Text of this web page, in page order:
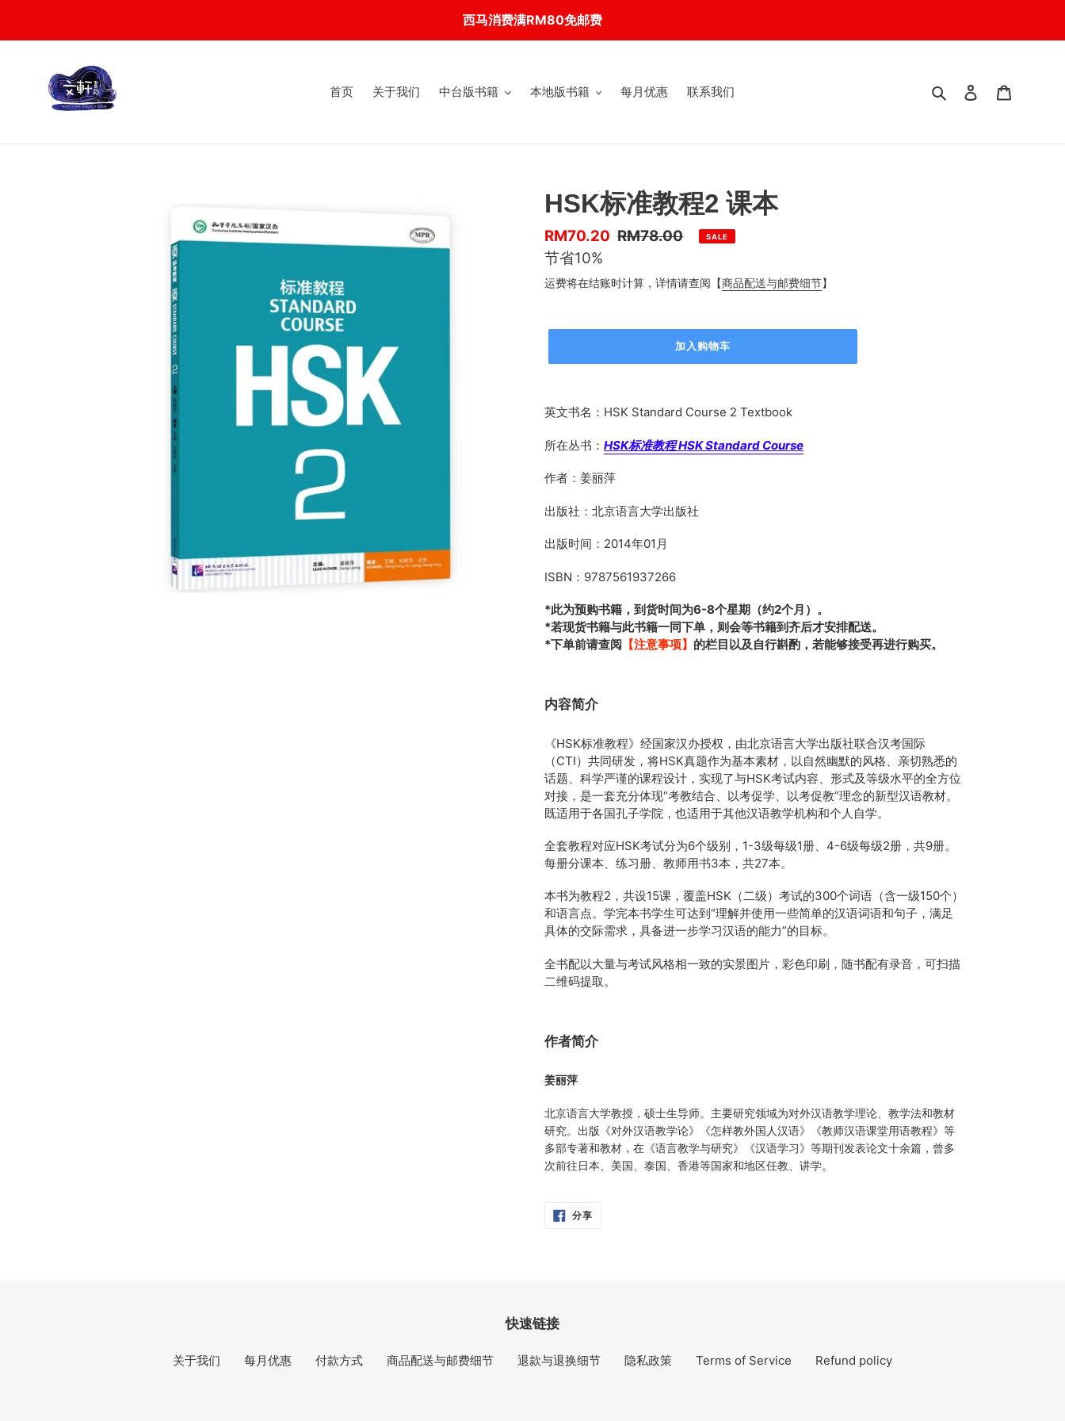
content
西马消费满RM80免邮费
首页 关于我们 中台版书籍 本地版书籍 每月优惠 联系我们 搜索 登入
HSK标准教程2 课本
优
惠
价
RM70.20 售
RM78.00 SALE
节省10%
运费将在结账时计算，详情请查阅【商品配送与邮费细节】
加入购物车
在
添
加
品
您
购
车
英文书名：HSK Standard Course 2 Textbook
所在丛书： HSK标准教程 HSK Standard Course
作者：姜丽萍
出版社：北京语言大学出版社
出版时间：2014年01月
ISBN：9787561937266
*此为预购书籍，到货时间为6-8个星期（约2个月）。
*若现货书籍与此书籍一同下单，则会等书籍到齐后才安排配送。
*下单前请查阅 【注意事项】 的栏目以及自行斟酌，若能够接受再进行购买。
内容简介
《HSK标准教程》经国家汉办授权，由北京语言大学出版社联合汉考国际
（CTI）共同研发，将HSK真题作为基本素材，以自然幽默的风格、亲切熟悉的
话题、科学严谨的课程设计，实现了与HSK考试内容、形式及等级水平的全方位
对接，是一套充分体现“考教结合、以考促学、以考促教”理念的新型汉语教材。
既适用于各国孔子学院，也适用于其他汉语教学机构和个人自学。
全套教程对应HSK考试分为6个级别，1-3级每级1册、4-6级每级2册，共9册。
每册分课本、练习册、教师用书3本，共27本。
本书为教程2，共设15课，覆盖HSK（二级）考试的300个词语（含一级150个）
和语言点。学完本书学生可达到“理解并使用一些简单的汉语词语和句子，满足
具体的交际需求，具备进一步学习汉语的能力”的目标。
全书配以大量与考试风格相一致的实景图片，彩色印刷，随书配有录音，可扫描
二维码提取。
作者简介
姜丽萍
北京语言大学教授，硕士生导师。主要研究领域为对外汉语教学理论、教学法和教材
研究。出版《对外汉语教学论》《怎样教外国人汉语》《教师汉语课堂用语教程》等
多部专著和教材，在《语言教学与研究》《汉语学习》等期刊发表论文十余篇，曾多
次前往日本、美国、泰国、香港等国家和地区任教、讲学。
分享分
快速链接
关于我们 每月优惠 付款方式 商品配送与邮费细节 退款与退换细节 隐私政策 Terms of Service Refund policy